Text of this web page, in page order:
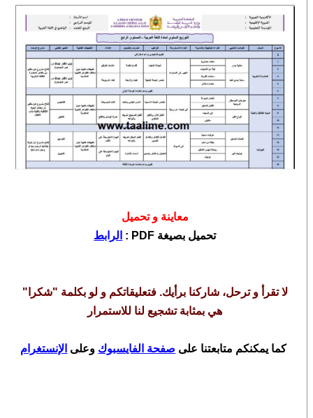
معاينة و تحميل
تحميل بصيغة PDF
: الرابط
لا تقرأ و ترحل، شاركنا برأيك. فتعليقاتكم و لو بكلمة "شكرا"
هي بمثابة تشجيع لنا للاستمرار
كما يمكنكم متابعتنا على صفحة الفايسبوك وعلى الإنستغرام